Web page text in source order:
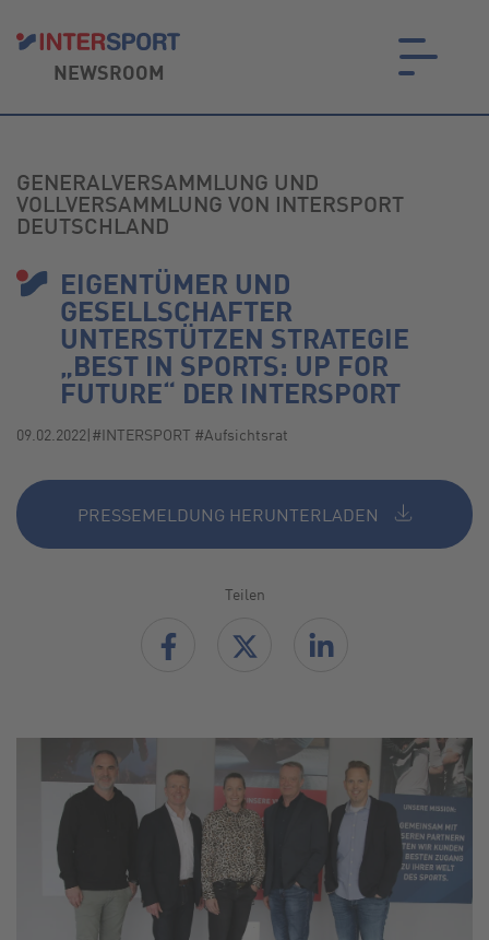
NEWSROOM
GENERALVERSAMMLUNG UND
VOLLVERSAMMLUNG VON INTERSPORT
DEUTSCHLAND
EIGENTÜMER UND
GESELLSCHAFTER
UNTERSTÜTZEN STRATEGIE
„BEST IN SPORTS: UP FOR
FUTURE“ DER INTERSPORT
09.02.2022|#INTERSPORT #Aufsichtsrat
PRESSEMELDUNG HERUNTERLADEN
Teilen